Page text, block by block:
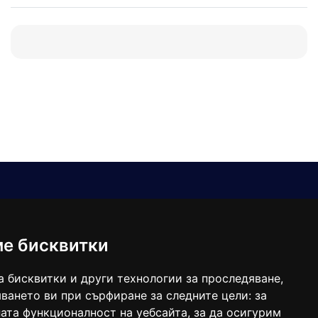
бисквитки
бисквитки и други технологии за проследяване,
ви при сърфиране за следните цели: за
функционалност на уебсайта, за да осигурим
balgarkanews@gmail.com